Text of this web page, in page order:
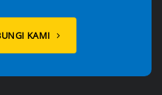
KAMI